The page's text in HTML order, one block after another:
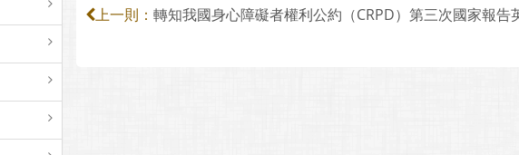
上一則： 轉知我國身心障礙者權利公約（CRPD）第三次國家報告